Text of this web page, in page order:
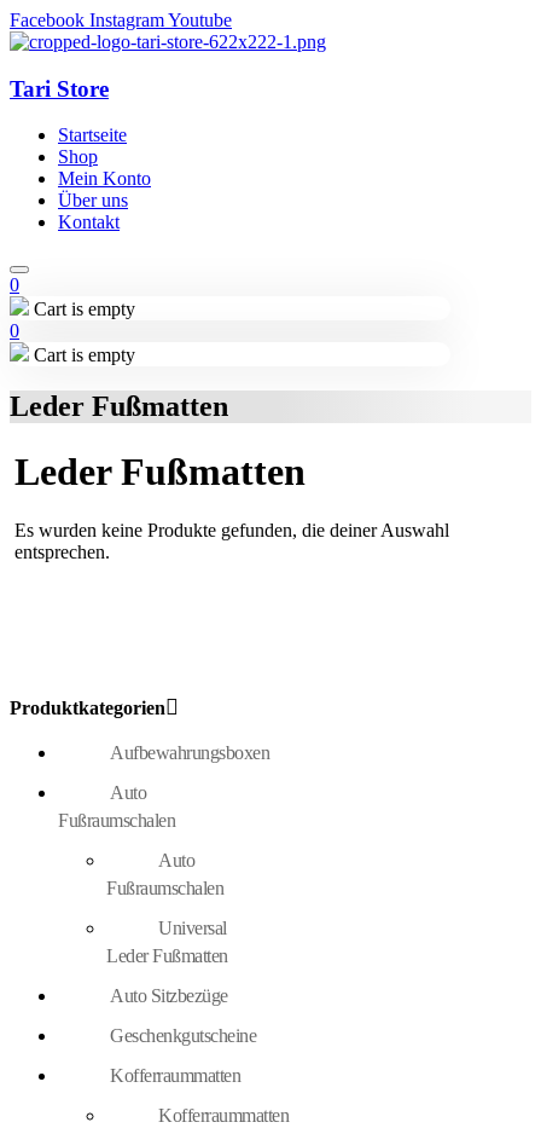
Facebook InstagramYoutube
Tari Store
Startseite
Shop
Mein Konto
Über uns
Kontakt
0
Cart is empty
0
Cart is empty
Leder Fußmatten
Leder Fußmatten
Es wurden keine Produkte gefunden, die deiner Auswahl
entsprechen.
Produktkategorien
Aufbewahrungsboxen
Auto
Fußraumschalen
Auto
Fußraumschalen
Universal
Leder Fußmatten
Auto Sitzbezüge
Geschenkgutscheine
Kofferraummatten
Kofferraummatten